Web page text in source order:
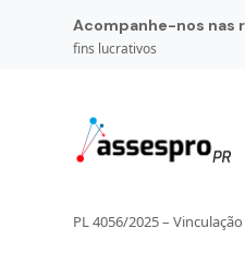
Acompanhe-nos nas
fins lucrativos
PL 4056/2025 –